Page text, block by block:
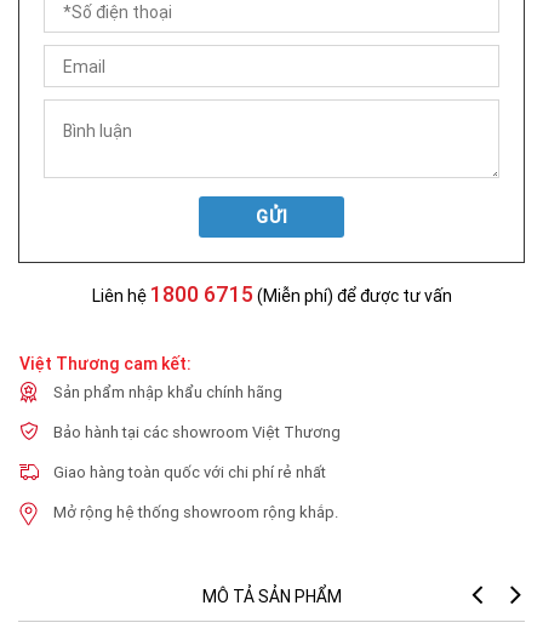
GỬI
Liên hệ 1800 6715 (Miễn phí) để được tư vấn
Việt Thương cam kết:
Sản phẩm nhập khẩu chính hãng
Bảo hành tại các showroom Việt Thương
Giao hàng toàn quốc với chi phí rẻ nhất
Mở rộng hệ thống showroom rộng khắp.
MÔ TẢ SẢN PHẨM